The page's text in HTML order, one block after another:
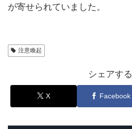
が寄せられていました。
注意喚起
シェアする
X Facebook